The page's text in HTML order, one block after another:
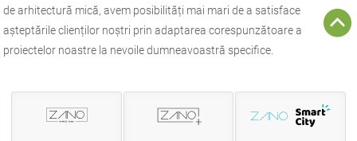
dearhitectură mică, avem posibilități mai mari de a satisface
așteptările clienților noștri prin adaptarea corespunzătoare a
proiectelor noastre la nevoile dumneavoastră specifice.